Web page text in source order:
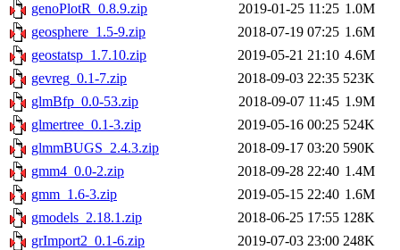
genoPlotR_0.8.9.zip
2019-01-25 11:25 1.0M
geosphere_1.5-9.zip
2018-07-19 07:25 1.6M
geostatsp_1.7.10.zip
2019-05-21 21:10 4.6M
gevreg_0.1-7.zip
2018-09-03 22:35 523K
glmBfp_0.0-53.zip
2018-09-07 11:45 1.9M
glmertree_0.1-3.zip
2019-05-16 00:25 524K
glmmBUGS_2.4.3.zip
2018-09-17 03:20 590K
gmm4_0.0-2.zip
2018-09-28 22:40 1.4M
gmm_1.6-3.zip
2019-05-15 22:40 1.6M
gmodels_2.18.1.zip
2018-06-25 17:55 128K
grImport2_0.1-6.zip
2019-07-03 23:00 248K